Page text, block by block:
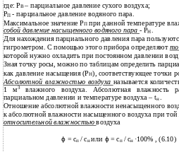
где: РВ– парциальное давление сухого воздуха;
РП- парциальное давление водяного пара.
Максимальное значение РПпри данной температуре
собой давление насыщенного водяного пара - РН.
Для нахождения парциального давления пара
гигрометром. С помощью этого прибора определяют
которой нужно охладить при постоянном давлении
Зная точку росы, можно по таблицам определить
как давление насыщения (РН), соответствующее точки
Абсолютной влажностью воздуха называется
1 м3влажного воздуха. Абсолютная влажность
парциальном давлении и температуре воздуха – tн.
Отношение абсолютной влажности ненасыщенного
к абсолютной влажности насыщенного воздуха при той
относительной влажностьювоздуха
ϕ = сп/ снили ϕ= сп / сн ·100% , (6.10)